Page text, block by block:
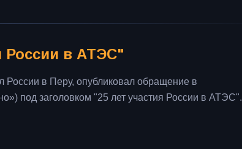
России в АТЭС"
в Перу, опубликовал обращение в
под заголовком "25 лет участия России в АТЭС".